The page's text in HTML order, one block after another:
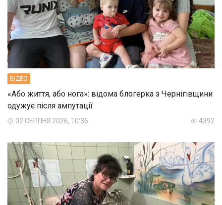
ВIДЕО
«Або життя, або нога»: відома блогерка з Чернігівщини
одужує після ампутації
02 СЕРПНЯ 2026, 10:36 4392